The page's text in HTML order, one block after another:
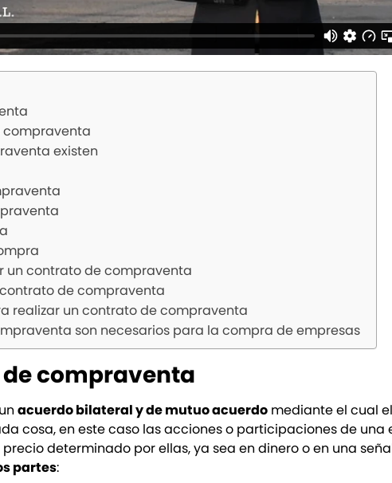
existen
un contrato de compraventa
de compraventa
realizar un contrato de compraventa
son necesarios para la compra de empresas
de compraventa
acuerdo bilateral y de mutuo acuerdo mediante el cual
cosa, en este caso las acciones o participaciones de una
determinado por ellas, ya sea en dinero o en una
partes: